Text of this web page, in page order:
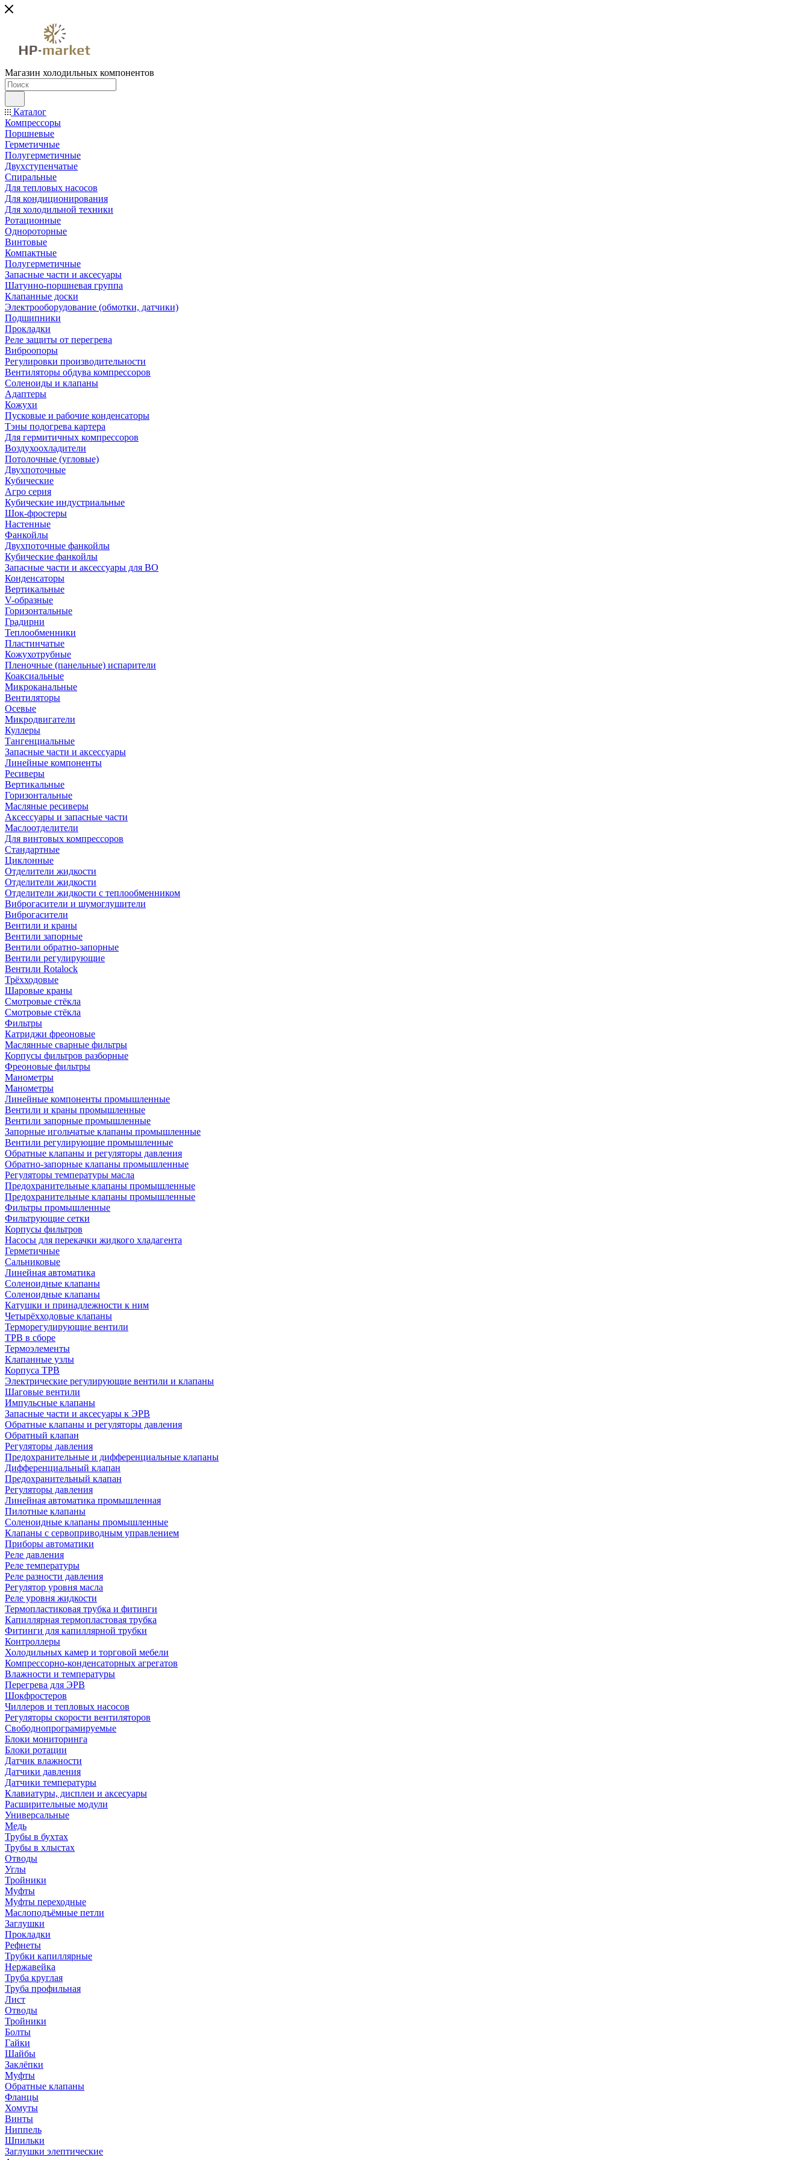
Магазин холодильных компонентов
Каталог
Компрессоры
Поршневые
Герметичные
Полугерметичные
Двухступенчатые
Спиральные
Для тепловых насосов
Для кондиционирования
Для холодильной техники
Ротационные
Однороторные
Винтовые
Компактные
Полугерметичные
Запасные части и аксесуары
Шатунно-поршневая группа
Клапанные доски
Электрооборудование (обмотки, датчики)
Подшипники
Прокладки
Реле защиты от перегрева
Виброопоры
Регулировки производительности
Вентиляторы обдува компрессоров
Соленоиды и клапаны
Адаптеры
Кожухи
Пусковые и рабочие конденсаторы
Тэны подогрева картера
Для гермитичных компрессоров
Воздухоохладители
Потолочные (угловые)
Двухпоточные
Кубические
Агро серия
Кубические индустриальные
Шок-фростеры
Настенные
Фанкойлы
Двухпоточные фанкойлы
Кубические фанкойлы
Запасные части и аксессуары для ВО
Конденсаторы
Вертикальные
V-образные
Горизонтальные
Градирни
Теплообменники
Пластинчатые
Кожухотрубные
Пленочные (панельные) испарители
Коаксиальные
Микроканальные
Вентиляторы
Осевые
Микродвигатели
Куллеры
Тангенциальные
Запасные части и аксессуары
Линейные компоненты
Ресиверы
Вертикальные
Горизонтальные
Масляные ресиверы
Аксессуары и запасные части
Маслоотделители
Для винтовых компрессоров
Стандартные
Циклонные
Отделители жидкости
Отделители жидкости
Отделители жидкости с теплообменником
Виброгасители и шумоглушители
Виброгасители
Вентили и краны
Вентили запорные
Вентили обратно-запорные
Вентили регулирующие
Вентили Rotalock
Трёхходовые
Шаровые краны
Смотровые стёкла
Смотровые стёкла
Фильтры
Катриджи фреоновые
Маслянные сварные фильтры
Корпусы фильтров разборные
Фреоновые фильтры
Манометры
Манометры
Линейные компоненты промышленные
Вентили и краны промышленные
Вентили запорные промышленные
Запорные игольчатые клапаны промышленные
Вентили регулирующие промышленные
Обратные клапаны и регуляторы давления
Обратно-запорные клапаны промышленные
Регуляторы температуры масла
Предохранительные клапаны промышленные
Предохранительные клапаны промышленные
Фильтры промышленные
Фильтрующие сетки
Корпусы фильтров
Насосы для перекачки жидкого хладагента
Герметичные
Сальниковые
Линейная автоматика
Соленоидные клапаны
Соленоидные клапаны
Катушки и принадлежности к ним
Четырёхходовые клапаны
Терморегулирующие вентили
ТРВ в сборе
Термоэлементы
Клапанные узлы
Корпуса ТРВ
Электрические регулирующие вентили и клапаны
Шаговые вентили
Импульсные клапаны
Запасные части и аксесуары к ЭРВ
Обратные клапаны и регуляторы давления
Обратный клапан
Регуляторы давления
Предохранительные и дифференциальные клапаны
Дифференциальный клапан
Предохранительный клапан
Регуляторы давления
Линейная автоматика промышленная
Пилотные клапаны
Соленоидные клапаны промышленные
Клапаны с сервоприводным управлением
Приборы автоматики
Реле давления
Реле температуры
Реле разности давления
Регулятор уровня масла
Реле уровня жидкости
Термопластиковая трубка и фитинги
Капиллярная термопластовая трубка
Фитинги для капиллярной трубки
Контроллеры
Холодильных камер и торговой мебели
Компрессорно-конденсаторных агрегатов
Влажности и температуры
Перегрева для ЭРВ
Шокфростеров
Чиллеров и тепловых насосов
Регуляторы скорости вентиляторов
Свободнопрограмируемые
Блоки мониторинга
Блоки ротации
Датчик влажности
Датчики давления
Датчики температуры
Клавиатуры, дисплеи и аксесуары
Расширительные модули
Универсальные
Медь
Трубы в бухтах
Трубы в хлыстах
Отводы
Углы
Тройники
Муфты
Муфты переходные
Маслоподъёмные петли
Заглушки
Прокладки
Рефнеты
Трубки капиллярные
Нержавейка
Труба круглая
Труба профильная
Лист
Отводы
Тройники
Болты
Гайки
Шайбы
Заклёпки
Муфты
Обратные клапаны
Фланцы
Хомуты
Винты
Ниппель
Шпильки
Заглушки элептические